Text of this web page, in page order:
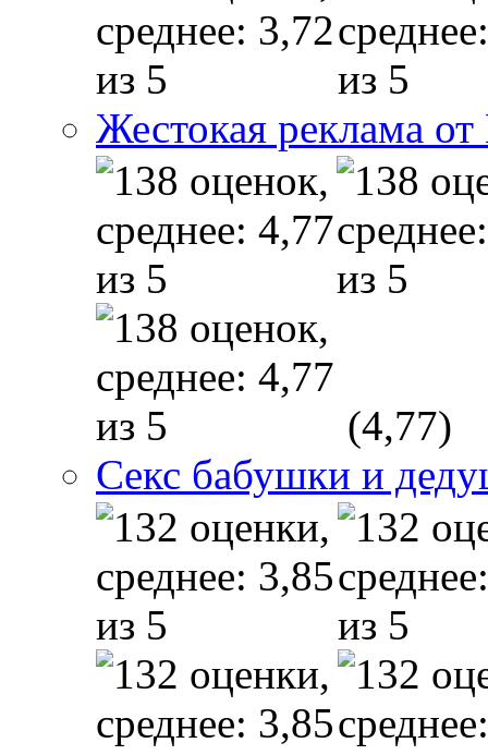
Жестокая реклама
(4,77)
Секс бабушки и